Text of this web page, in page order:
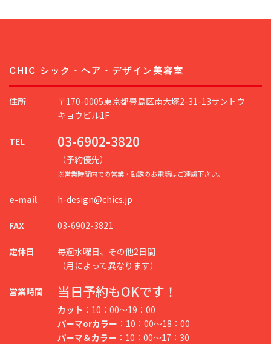
CHIC シック・ヘア・デザイン美容室
住所
〒170-0005東京都豊島区南大塚2-31-13サントウ
キョウビル1F
TEL 03-6902-3820
（予約優先）
※営業時間内での営業・勧誘のお電話はご遠慮下さい。
e-mail h-design@chics.jp
FAX 03-6902-3821
定休日
毎週水曜日、その他2日間
（月によって異なります）
営業時間 当日予約もOKです！
カット ：10：00～19：00
パーマorカラー ：10：00～18：00
パーマ＆カラー ：10：00～17：30